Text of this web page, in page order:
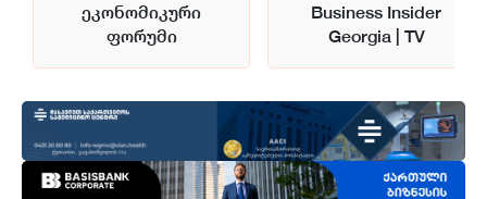
ეკონომიკური
ფორუმი
Business Insider
Georgia | TV